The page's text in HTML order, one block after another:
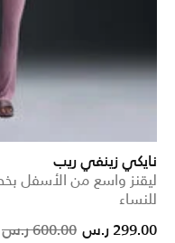
نايكي زينفي ريب
ليقنز واسع من الأسفل
للنساء
from
600.00 ر.س 299.00 ر.س